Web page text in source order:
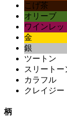
こげ茶
オリーブ
ワインレッ
金
銀
ツートン
スリートー
カラフル
クレイジー
柄